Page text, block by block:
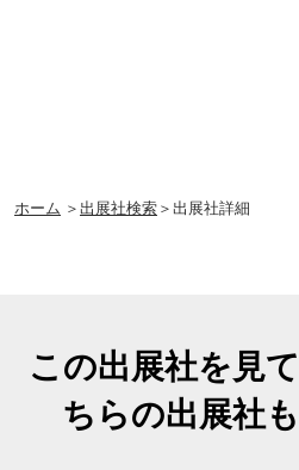
ホーム ＞出展社検索＞出展社詳細
この出展社を見
ちらの出展社